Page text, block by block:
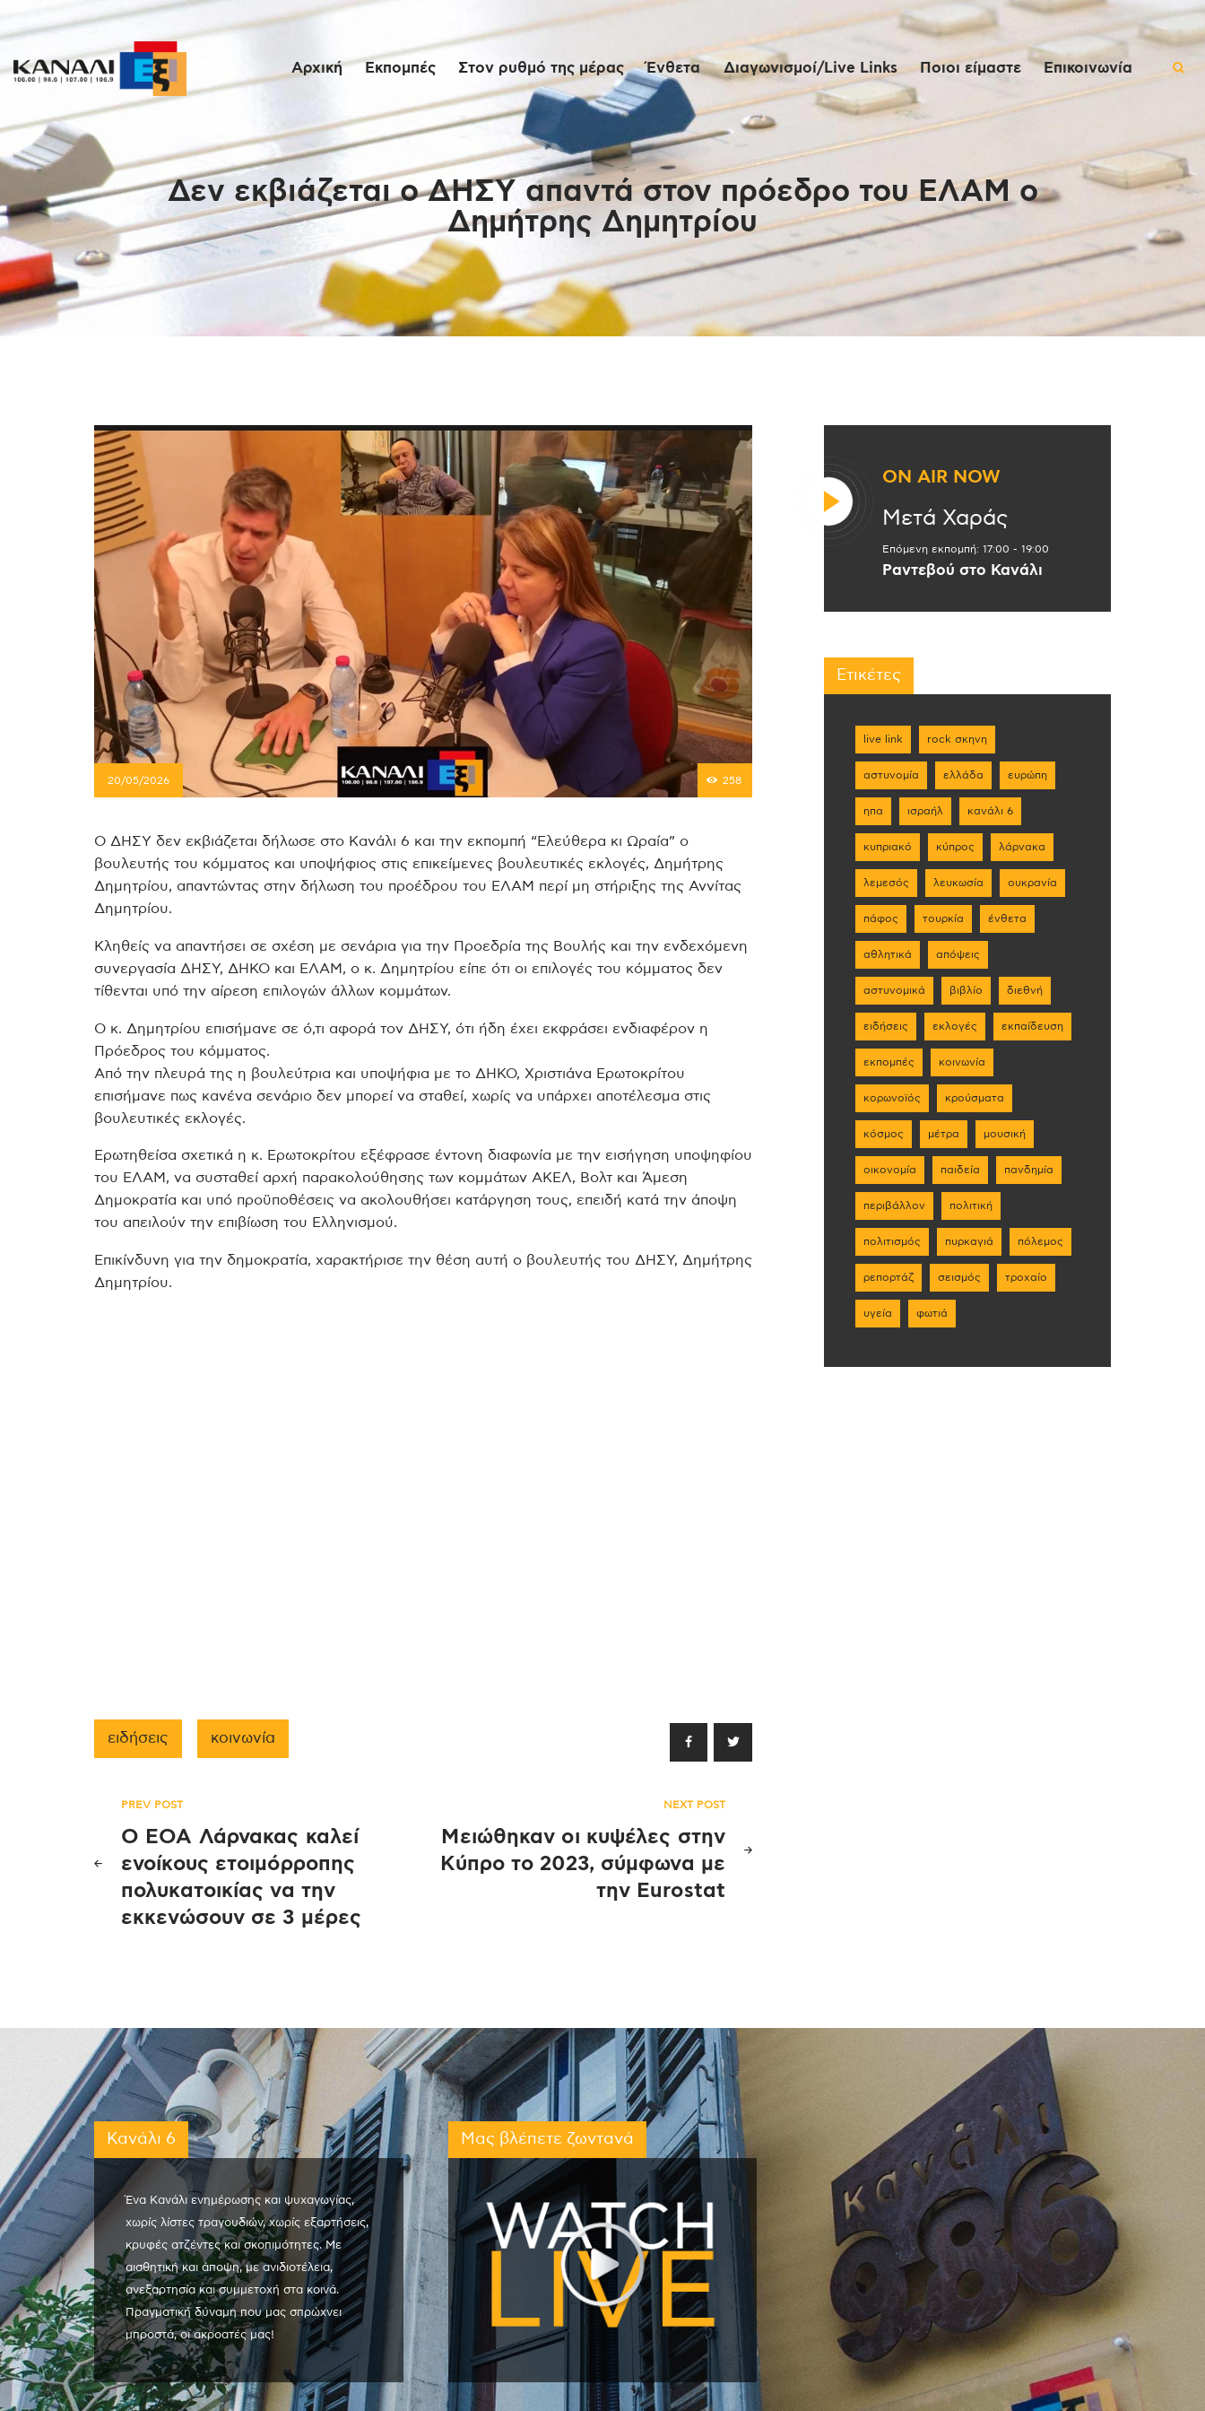
Αρχική Εκπομπές Στον ρυθμό της μέρας Ένθετα Διαγωνισμοί/Live Links Ποιοι είμαστε Επικοινωνία
Δεν εκβιάζεται ο ΔΗΣΥ απαντά στον πρόεδρο του ΕΛΑΜ ο
Δημήτρης Δημητρίου
Αρχική
Εκπομπές
Στον ρυθμό της
μέρας
Ένθετα
Διαγωνισμοί/Live
Links
Επικοινωνία
20/05/2026 258
Ο ΔΗΣΥ δεν εκβιάζεται δήλωσε στο Κανάλι 6 και την εκπομπή “Ελεύθερα κι Ωραία” ο
βουλευτής του κόμματος και υποψήφιος στις επικείμενες βουλευτικές εκλογές, Δημήτρης
Δημητρίου, απαντώντας στην δήλωση του προέδρου του ΕΛΑΜ περί μη στήριξης της Αννίτας
Δημητρίου.
Κληθείς να απαντήσει σε σχέση με σενάρια για την Προεδρία της Βουλής και την ενδεχόμενη
συνεργασία ΔΗΣΥ, ΔΗΚΟ και ΕΛΑΜ, ο κ. Δημητρίου είπε ότι οι επιλογές του κόμματος δεν
τίθενται υπό την αίρεση επιλογών άλλων κομμάτων.
Ο κ. Δημητρίου επισήμανε σε ό,τι αφορά τον ΔΗΣΥ, ότι ήδη έχει εκφράσει ενδιαφέρον η
Πρόεδρος του κόμματος.
Από την πλευρά της η βουλεύτρια και υποψήφια με το ΔΗΚΟ, Χριστιάνα Ερωτοκρίτου
επισήμανε πως κανένα σενάριο δεν μπορεί να σταθεί, χωρίς να υπάρχει αποτέλεσμα στις
βουλευτικές εκλογές.
Ερωτηθείσα σχετικά η κ. Ερωτοκρίτου εξέφρασε έντονη διαφωνία με την εισήγηση υποψηφίου
του ΕΛΑΜ, να συσταθεί αρχή παρακολούθησης των κομμάτων ΑΚΕΛ, Βολτ και Άμεση
Δημοκρατία και υπό προϋποθέσεις να ακολουθήσει κατάργηση τους, επειδή κατά την άποψη
του απειλούν την επιβίωση του Ελληνισμού.
Επικίνδυνη για την δημοκρατία, χαρακτήρισε την θέση αυτή ο βουλευτής του ΔΗΣΥ, Δημήτρης
Δημητρίου.
ειδήσεις κοινωνία
Πλοήγηση
άρθρων
PREV POST
Ο ΕΟΑ Λάρνακας καλεί
ενοίκους ετοιμόρροπης
πολυκατοικίας να την
εκκενώσουν σε 3 μέρες
NEXT POST
Μειώθηκαν οι κυψέλες στην
Κύπρο το 2023, σύμφωνα με
την Eurostat
ON AIR NOW
Μετά Χαράς
Επόμενη εκπομπή: 17:00 - 19:00
Ραντεβού στο Κανάλι
Ετικέτες
live link rock σκηνη
αστυνομία ελλάδα ευρώπη
ηπα ισραήλ κανάλι 6
κυπριακό κύπρος λάρνακα
λεμεσός λευκωσία ουκρανία
πάφος τουρκία ένθετα
αθλητικά απόψεις
αστυνομικά βιβλίο διεθνή
ειδήσεις εκλογές εκπαίδευση
εκπομπές κοινωνία
κορωνοϊός κρούσματα
κόσμος μέτρα μουσική
οικονομία παιδεία πανδημία
περιβάλλον πολιτική
πολιτισμός πυρκαγιά πόλεμος
ρεπορτάζ σεισμός τροχαίο
υγεία φωτιά
Κανάλι 6
Ένα Κανάλι ενημέρωσης και ψυχαγωγίας,
χωρίς λίστες τραγουδιών, χωρίς εξαρτήσεις,
κρυφές ατζέντες και σκοπιμότητες. Με
αισθητική και άποψη, με ανιδιοτέλεια,
ανεξαρτησία και συμμετοχή στα κοινά.
Πραγματική δύναμη που μας σπρώχνει
μπροστά, οι ακροατές μας!
Μας βλέπετε ζωντανά